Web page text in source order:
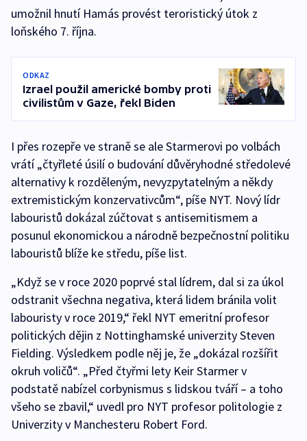
umožnil hnutí Hamás provést teroristický útok z
loňského 7. října.
ODKAZ
Izrael použil americké bomby proti
civilistům v Gaze, řekl Biden
I přes rozepře ve straně se ale Starmerovi po volbách
vrátí „čtyřleté úsilí o budování důvěryhodné středolevé
alternativy k rozděleným, nevyzpytatelným a někdy
extremistickým konzervativcům“, píše NYT. Nový lídr
labouristů dokázal zúčtovat s antisemitismem a
posunul ekonomickou a národně bezpečnostní politiku
labouristů blíže ke středu, píše list.
„Když se v roce 2020 poprvé stal lídrem, dal si za úkol
odstranit všechna negativa, která lidem bránila volit
labouristy v roce 2019,“ řekl NYT emeritní profesor
politických dějin z Nottinghamské univerzity Steven
Fielding. Výsledkem podle něj je, že „dokázal rozšířit
okruh voličů“. „Před čtyřmi lety Keir Starmer v
podstatě nabízel corbynismus s lidskou tváří – a toho
všeho se zbavil,“ uvedl pro NYT profesor politologie z
Univerzity v Manchesteru Robert Ford.